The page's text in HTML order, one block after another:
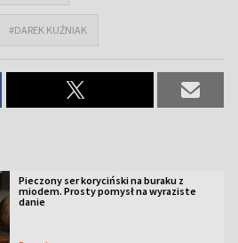
#DAREK KUŹNIAK
Pieczony ser koryciński na buraku z
miodem. Prosty pomysł na wyraziste
danie